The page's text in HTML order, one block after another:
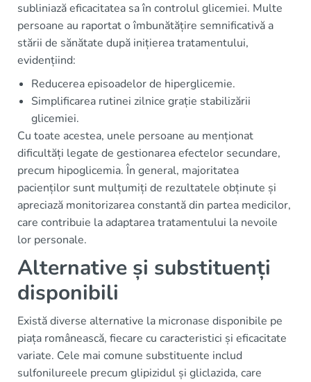
subliniază eficacitatea sa în controlul glicemiei. Multe
persoane au raportat o îmbunătățire semnificativă a
stării de sănătate după inițierea tratamentului,
evidențiind:
Reducerea episoadelor de hiperglicemie.
Simplificarea rutinei zilnice grație stabilizării
glicemiei.
Cu toate acestea, unele persoane au menționat
dificultăți legate de gestionarea efectelor secundare,
precum hipoglicemia. În general, majoritatea
pacienților sunt mulțumiți de rezultatele obținute și
apreciază monitorizarea constantă din partea medicilor,
care contribuie la adaptarea tratamentului la nevoile
lor personale.
Alternative și substituenți
disponibili
Există diverse alternative la micronase disponibile pe
piața românească, fiecare cu caracteristici și eficacitate
variate. Cele mai comune substituente includ
sulfonilureele precum glipizidul și gliclazida, care